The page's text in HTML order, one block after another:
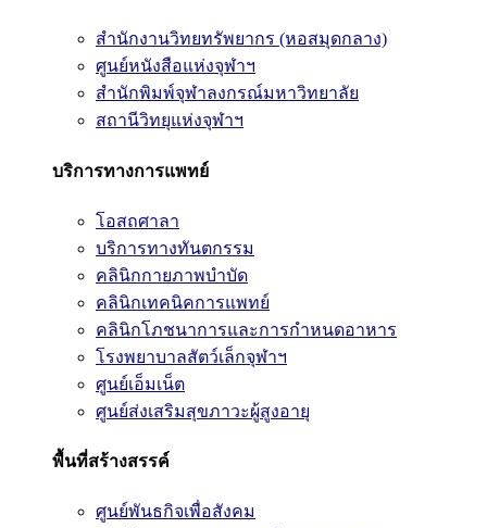
สำนักงานวิทยทรัพยากร (หอสมุดกลาง)
ศูนย์หนังสือแห่งจุฬาฯ
สำนักพิมพ์จุฬาลงกรณ์มหาวิทยาลัย
สถานีวิทยุแห่งจุฬาฯ
บริการทางการแพทย์
โอสถศาลา
บริการทางทันตกรรม
คลินิกกายภาพบำบัด
คลินิกเทคนิคการแพทย์
คลินิกโภชนาการและการกำหนดอาหาร
โรงพยาบาลสัตว์เล็กจุฬาฯ
ศูนย์เอ็มเน็ต
ศูนย์ส่งเสริมสุขภาวะผู้สูงอายุ
พื้นที่สร้างสรรค์
ศูนย์พันธกิจเพื่อสังคม